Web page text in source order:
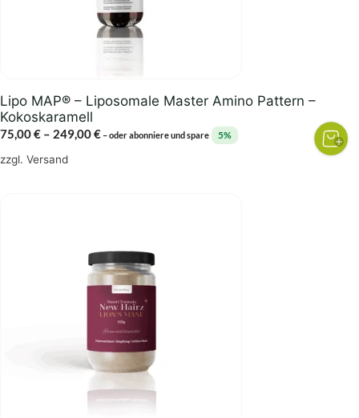
Lipo MAP® – Liposomale Master Amino Pattern –
Kokoskaramell
75,00€ – 249,00€Preisspanne:
–oder abonniere und spare 5%
zzgl. Versand
werden